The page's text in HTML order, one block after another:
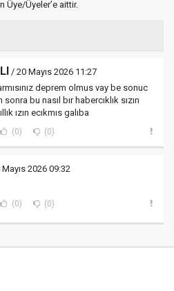
Üyeler’e aittir.
/ 20 Mayıs 2026 11:27
deprem olmus vay be sonuc
bu nasıl bır habercıklık sızın
ızın ecıkmıs galıba
(0) (0)
2026 09:32
(0) (0)